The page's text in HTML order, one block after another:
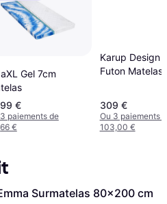
Gel 7cm
€
paiements de
€
Karup Design
Futon Matelas
309 €
Ou 3 paiements
103,00 €
Surmatelas 80x200 cm